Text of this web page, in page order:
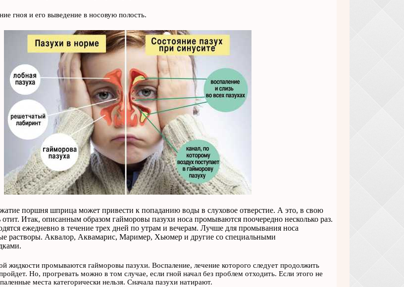
гноя и его выведение в носовую полость.
поршня шприца может привести к попаданию воды в слуховое отверстие. А это, в свою
отит. Итак, описанным образом гайморовы пазухи носа промываются поочередно несколько раз.
ежедневно в течение трех дней по утрам и вечерам. Лучше для промывания носа
растворы. Аквалор, Аквамарис, Маример, Хьюмер и другие со специальными
жидкости промываются гайморовы пазухи. Воспаление, лечение которого следует продолжить
Но, прогревать можно в том случае, если гной начал без проблем отходить. Если этого не
места категорически нельзя. Сначала пазухи натирают.